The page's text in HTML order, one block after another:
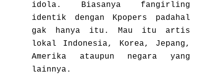
idola. Biasanya fangirling
identik dengan Kpopers padahal
gak hanya itu. Mau itu artis
lokal Indonesia, Korea, Jepang,
Amerika ataupun negara yang
lainnya.